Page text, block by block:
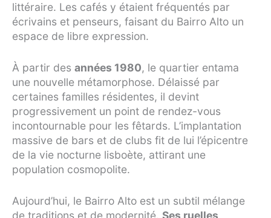
littéraire. Les cafés y étaient fréquentés par
écrivains et penseurs, faisant du Bairro Alto un
espace de libre expression.
À partir des années 1980, le quartier entama
une nouvelle métamorphose. Délaissé par
certaines familles résidentes, il devint
progressivement un point de rendez-vous
incontournable pour les fêtards. L’implantation
massive de bars et de clubs fit de lui l’épicentre
de la vie nocturne lisboète, attirant une
population cosmopolite.
Aujourd’hui, le Bairro Alto est un subtil mélange
de traditions et de modernité. Ses ruelles